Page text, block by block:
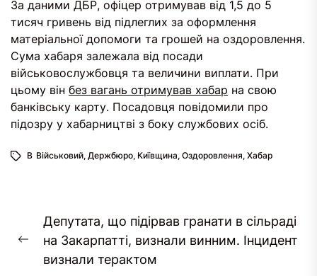
За даними ДБР, офіцер отримував від 1,5 до 5
тисяч гривень від підлеглих за оформлення
матеріальної допомоги та грошей на оздоровлення.
Сума хабаря залежала від посади
військовослужбовця та величини виплати. При
цьому він без вагань отримував хабар на свою
банківську карту. Посадовця повідомили про
підозру у хабарництві з боку службових осіб.
В Військовий, Держбюро, Київщина, Оздоровлення, Хабар
Навігація
записів
Попередній
запис:
Депутата, що підірвав гранати в сільраді
на Закарпатті, визнали винним. Інцидент
визнали терактом